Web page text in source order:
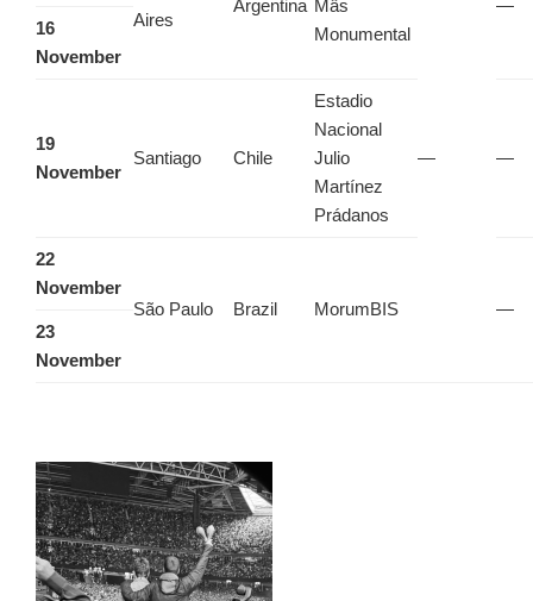
Aires
Argentina Mâs
Monumental
—
—
16
November
19
November
Santiago Chile
Estadio
Nacional
Julio
Martínez
Prádanos
—
22
November
São Paulo
Brazil MorumBIS
—
23
November